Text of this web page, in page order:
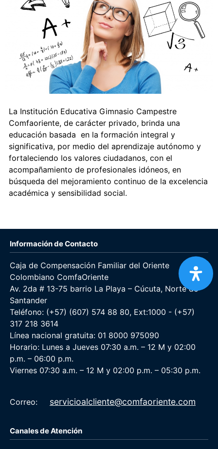
La Institución Educativa Gimnasio Campestre
Comfaoriente, de carácter privado, brinda una
educación basada en la formación integral y
significativa, por medio del aprendizaje autónomo y
fortaleciendo los valores ciudadanos, con el
acompañamiento de profesionales idóneos, en
búsqueda del mejoramiento continuo de la excelencia
académica y sensibilidad social.
Información de Contacto
Caja de Compensación Familiar del Oriente
Colombiano ComfaOriente
Av. 2da # 13-75 barrio La Playa – Cúcuta, Norte de
Santander
Teléfono: (+57) (607) 574 88 80, Ext:1000 - (+57)
317 218 3614
Línea nacional gratuita: 01 8000 975090
Horario: Lunes a Jueves 07:30 a.m. – 12 M y 02:00
p.m. – 06:00 p.m.
Viernes 07:30 a.m. – 12 M y 02:00 p.m. – 05:30 p.m.
Correo: servicioalcliente@comfaoriente.com
Canales de Atención